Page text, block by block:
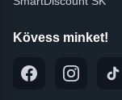
Kövess minket!